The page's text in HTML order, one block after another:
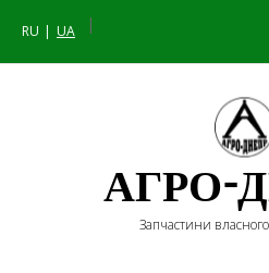
RU UA |
АГРО-
Запчастини